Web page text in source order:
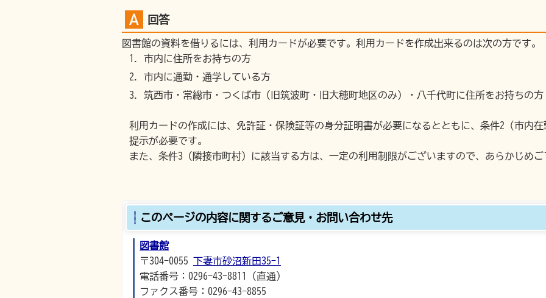
回答
図書館の資料を借りるには、利用カードが必要です。利用カードを作成出来るのは次の方です。
市内に住所をお持ちの方
市内に通勤・通学している方
筑西市・常総市・つくば市（旧筑波町・旧大穂町地区のみ）・八千代町に住所をお持ちの方
利用カードの作成には、免許証・保険証等の身分証明書が必要になるとともに、条件2（市内
提示が必要です。
また、条件3（隣接市町村）に該当する方は、一定の利用制限がございますので、あらかじめ
このページの内容に関するご意見・お問い合わせ先
図書館
〒304-0055 下妻市砂沼新田35-1
電話番号：0296-43-8811（直通）
ファクス番号：0296-43-8855